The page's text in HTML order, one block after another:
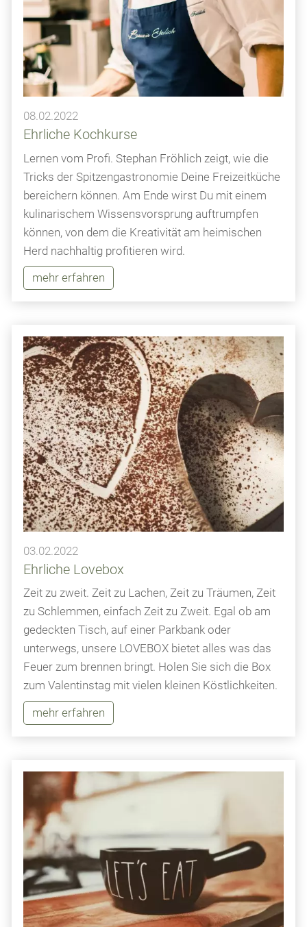
08.02.2022
Ehrliche Kochkurse
Lernen vom Profi. Stephan Fröhlich zeigt, wie die
Tricks der Spitzengastronomie Deine Freizeitküche
bereichern können. Am Ende wirst Du mit einem
kulinarischem Wissensvorsprung auftrumpfen
können, von dem die Kreativität am heimischen
Herd nachhaltig profitieren wird.
mehr erfahren
03.02.2022
Ehrliche Lovebox
Zeit zu zweit. Zeit zu Lachen, Zeit zu Träumen, Zeit
zu Schlemmen, einfach Zeit zu Zweit. Egal ob am
gedeckten Tisch, auf einer Parkbank oder
unterwegs, unsere LOVEBOX bietet alles was das
Feuer zum brennen bringt. Holen Sie sich die Box
zum Valentinstag mit vielen kleinen Köstlichkeiten.
mehr erfahren